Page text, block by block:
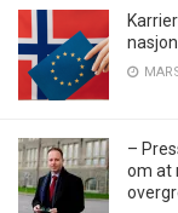
–
om at